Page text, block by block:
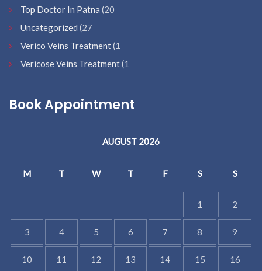
Top Doctor In Patna (20
Uncategorized (27
Verico Veins Treatment(1
Vericose Veins Treatment(1
Book Appointment
AUGUST 2026
M T W T F S S
1 2
3 4 5 6 7 8 9
10 11 12 13 14 15 16